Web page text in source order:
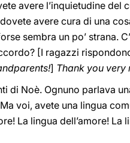
avere l’inquietudine
avere cura di una
sembra un po’ strana.
[I ragazzi
] Thank you very
di Noè. Ognuno parlava
voi, avete una lingua
La lingua dell’amore! La